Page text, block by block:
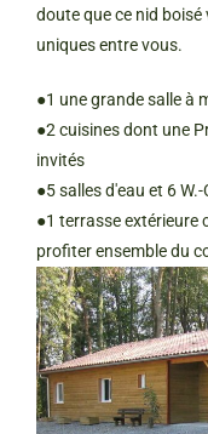
doute que ce nid
uniques entre vous.
●1 une grande salle à
●2 cuisines dont une
invités
●5 salles d'eau et 6
●1 terrasse extérieure
profiter ensemble du